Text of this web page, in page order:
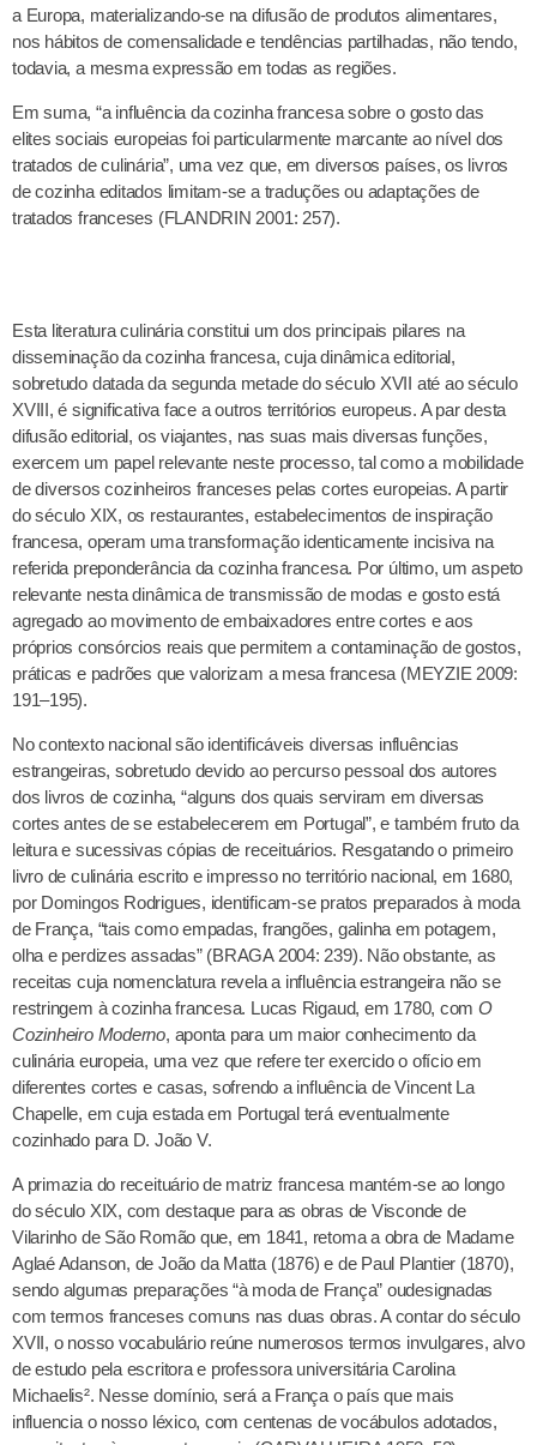
a Europa, materializando-se na difusão de produtos alimentares,
nos hábitos de comensalidade e tendências partilhadas, não tendo,
todavia, a mesma expressão em todas as regiões.
Em suma, “a influência da cozinha francesa sobre o gosto das
elites sociais europeias foi particularmente marcante ao nível dos
tratados de culinária”, uma vez que, em diversos países, os livros
de cozinha editados limitam-se a traduções ou adaptações de
tratados franceses (FLANDRIN 2001: 257).
Esta literatura culinária constitui um dos principais pilares na
disseminação da cozinha francesa, cuja dinâmica editorial,
sobretudo datada da segunda metade do século XVII até ao século
XVIII, é significativa face a outros territórios europeus. A par desta
difusão editorial, os viajantes, nas suas mais diversas funções,
exercem um papel relevante neste processo, tal como a mobilidade
de diversos cozinheiros franceses pelas cortes europeias. A partir
do século XIX, os restaurantes, estabelecimentos de inspiração
francesa, operam uma transformação identicamente incisiva na
referida preponderância da cozinha francesa. Por último, um aspeto
relevante nesta dinâmica de transmissão de modas e gosto está
agregado ao movimento de embaixadores entre cortes e aos
próprios consórcios reais que permitem a contaminação de gostos,
práticas e padrões que valorizam a mesa francesa (MEYZIE 2009:
191–195).
No contexto nacional são identificáveis diversas influências
estrangeiras, sobretudo devido ao percurso pessoal dos autores
dos livros de cozinha, “alguns dos quais serviram em diversas
cortes antes de se estabelecerem em Portugal”, e também fruto da
leitura e sucessivas cópias de receituários. Resgatando o primeiro
livro de culinária escrito e impresso no território nacional, em 1680,
por Domingos Rodrigues, identificam-se pratos preparados à moda
de França, “tais como empadas, frangões, galinha em potagem,
olha e perdizes assadas” (BRAGA 2004: 239). Não obstante, as
receitas cuja nomenclatura revela a influência estrangeira não se
restringem à cozinha francesa. Lucas Rigaud, em 1780, com O
Cozinheiro Moderno, aponta para um maior conhecimento da
culinária europeia, uma vez que refere ter exercido o ofício em
diferentes cortes e casas, sofrendo a influência de Vincent La
Chapelle, em cuja estada em Portugal terá eventualmente
cozinhado para D. João V.
A primazia do receituário de matriz francesa mantém-se ao longo
do século XIX, com destaque para as obras de Visconde de
Vilarinho de São Romão que, em 1841, retoma a obra de Madame
Aglaé Adanson, de João da Matta (1876) e de Paul Plantier (1870),
sendo algumas preparações “à moda de França” oudesignadas
com termos franceses comuns nas duas obras. A contar do século
XVII, o nosso vocabulário reúne numerosos termos invulgares, alvo
de estudo pela escritora e professora universitária Carolina
Michaelis². Nesse domínio, será a França o país que mais
influencia o nosso léxico, com centenas de vocábulos adotados,